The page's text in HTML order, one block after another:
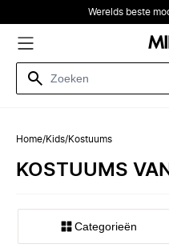
Werelds beste
Home/Kids/Kostuums
KOSTUUMS
Categorieën